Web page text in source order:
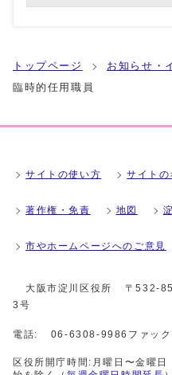
トップページ お知らせ・
臨時的任用職員
サイトの使い方 サイトの
著作権・免責 地図
市やホームページへのご意見
大阪市淀川区役所
〒532-
3号
電話: 06-6308-9986 ファッ
区役所開庁時間:月曜日〜金